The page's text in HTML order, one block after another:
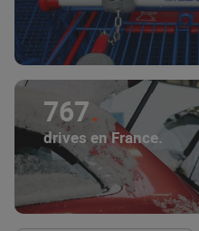
767
drives en France.